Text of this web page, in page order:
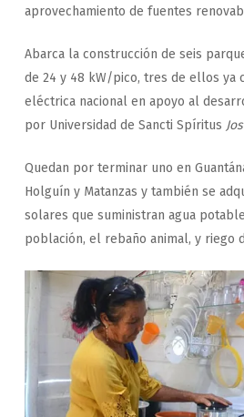
aprovechamiento de fuentes
Abarca la construcción de seis
de 24 y 48 kW/pico, tres de ellos ya
eléctrica nacional en apoyo al
por Universidad de Sancti Spíritus
Quedan por terminar uno en
Holguín y Matanzas y también se
solares que suministran agua
población, el rebaño animal, y riego